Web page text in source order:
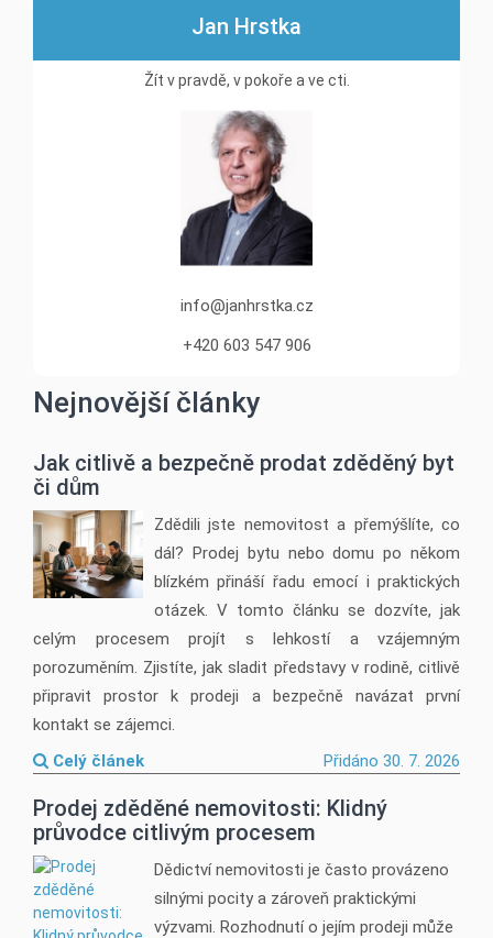
Jan Hrstka
Žít v pravdě, v pokoře a ve cti.
info@janhrstka.cz
+420 603 547 906
Nejnovější články
Jak citlivě a bezpečně prodat zděděný byt
či dům
Zdědili jste nemovitost a přemýšlíte, co
dál? Prodej bytu nebo domu po někom
blízkém přináší řadu emocí i praktických
otázek. V tomto článku se dozvíte, jak
celým procesem projít s lehkostí a vzájemným
porozuměním. Zjistíte, jak sladit představy v rodině, citlivě
připravit prostor k prodeji a bezpečně navázat první
kontakt se zájemci.
Celý článek
Přidáno 30. 7. 2026
Prodej zděděné nemovitosti: Klidný
průvodce citlivým procesem
Dědictví nemovitosti je často provázeno
silnými pocity a zároveň praktickými
výzvami. Rozhodnutí o jejím prodeji může